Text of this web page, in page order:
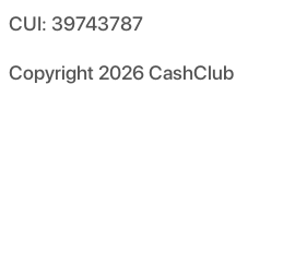
CUI: 39743787
Copyright 2026CashClub